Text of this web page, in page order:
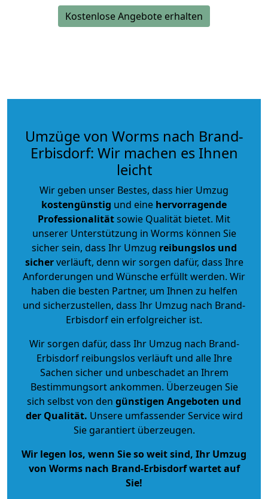
Kostenlose Angebote erhalten
Umzüge von Worms nach Brand-
Erbisdorf: Wir machen es Ihnen
leicht
Wir geben unser Bestes, dass hier Umzug
kostengünstig und eine hervorragende
Professionalitätsowie Qualität bietet. Mit
unserer Unterstützung in Worms können Sie
sicher sein, dass Ihr Umzug reibungslos und
sicherverläuft, denn wir sorgen dafür, dass Ihre
Anforderungen und Wünsche erfüllt werden. Wir
haben die besten Partner, um Ihnen zu helfen
und sicherzustellen, dass Ihr Umzug nach Brand-
Erbisdorf ein erfolgreicher ist.
Wir sorgen dafür, dass Ihr Umzug nach Brand-
Erbisdorf reibungslos verläuft und alle Ihre
Sachen sicher und unbeschadet an Ihrem
Bestimmungsort ankommen. Überzeugen Sie
sich selbst von den günstigen Angeboten und
der Qualität. Unsere umfassender Service wird
Sie garantiert überzeugen.
Wir legen los, wenn Sie so weit sind, Ihr Umzug
von Worms nach Brand-Erbisdorf wartet auf
Sie!